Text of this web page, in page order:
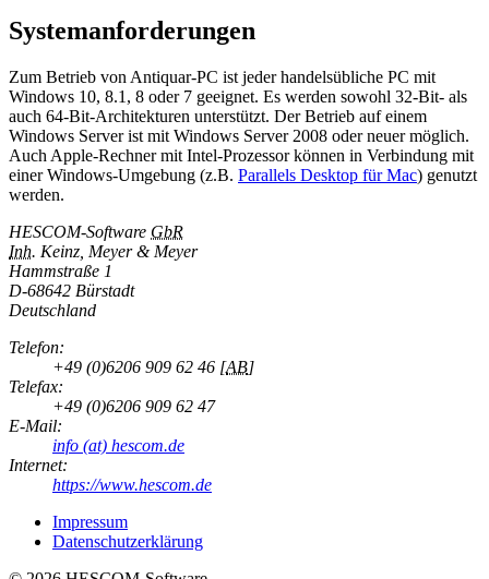
Systemanforderungen
Zum Betrieb von Antiquar-PC ist jeder handelsübliche PC mit
Windows 10, 8.1, 8 oder 7 geeignet. Es werden sowohl 32-Bit- als
auch 64-Bit-Architekturen unterstützt. Der Betrieb auf einem
Windows Server ist mit Windows Server 2008 oder neuer möglich.
Auch Apple-Rechner mit Intel-Prozessor können in Verbindung mit
einer Windows-Umgebung (z.B. Parallels Desktop für Mac) genutzt
werden.
HESCOM-Software GbR
Inh. Keinz, Meyer & Meyer
Hammstraße 1
D-68642 Bürstadt
Deutschland
Telefon:
+49 (0)6206 909 62 46 [AB]
Telefax:
+49 (0)6206 909 62 47
E-Mail:
info (at) hescom.de
Internet:
https://www.hescom.de
Impressum
Datenschutzerklärung